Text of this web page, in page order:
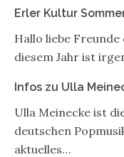
Erler Kultur
Hallo liebe
diesem Jahr ist
Infos zu Ulla
Ulla Meinecke ist
deutschen
aktuelles…